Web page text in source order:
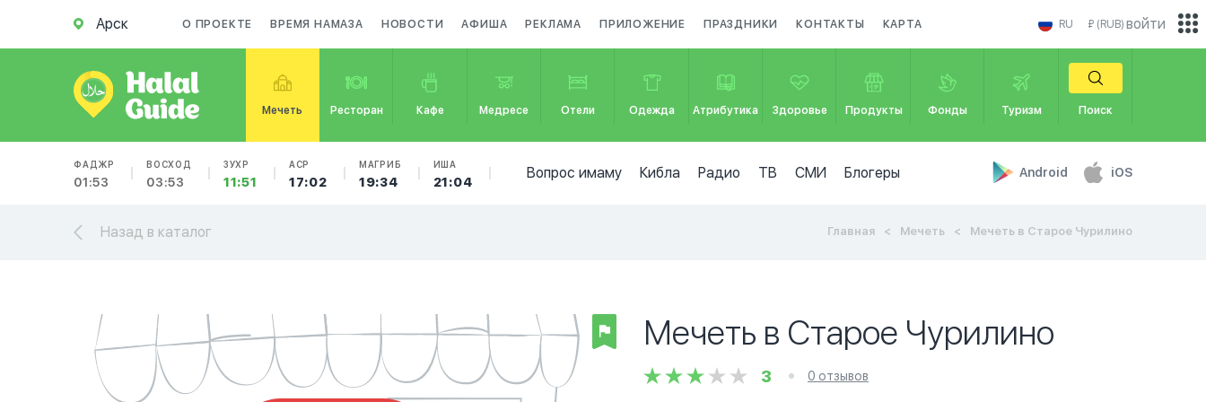
Арск О ПРОЕКТЕ ВРЕМЯ НАМАЗА НОВОСТИ АФИША РЕКЛАМА ПРИЛОЖЕНИЕ ПРАЗДНИКИ КОНТАКТЫ КАРТА RU ₽ (RUB)
Мечеть Ресторан Кафе Медресе Отели Одежда Атрибутика Здоровье Продукты Фонды Туризм Поиск
ФАДЖР
01:53
ВОСХОД
03:53
ЗУХР
11:51
АСР
17:02
МАГРИБ
19:34
ИША
21:04
Вопрос имаму Кибла Радио ТВ СМИ Блогеры Android iOS
войти
Назад в каталог Главная Мечеть Мечеть в Старое Чурилино
Мечеть в Старое Чурилино
3 0 отзывов